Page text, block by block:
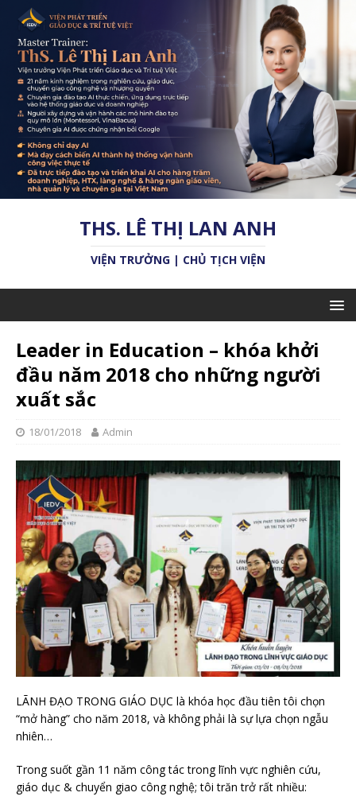
THS. LÊ THỊ LAN ANH
VIỆN TRƯỞNG | CHỦ TỊCH VIỆN
Leader in Education – khóa khởi
đầu năm 2018 cho những người
xuất sắc
18/01/2018 Admin
LÃNH ĐẠO TRONG GIÁO DỤC là khóa học đầu tiên tôi chọn
“mở hàng” cho năm 2018, và không phải là sự lựa chọn ngẫu
nhiên…
Trong suốt gần 11 năm công tác trong lĩnh vực nghiên cứu,
giáo dục & chuyển giao công nghệ; tôi trăn trở rất nhiều: